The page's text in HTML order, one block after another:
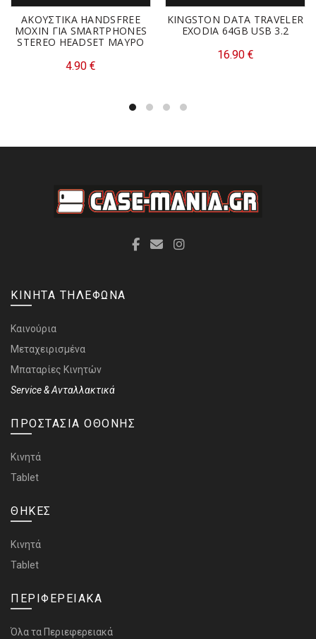
ΑΚΟΥΣΤΙΚΑ HANDSFREE
MOXIN ΓΙΑ SMARTPHONES
STEREO HEADSET MAΥΡΟ
4.90 €
KINGSTON DATA TRAVELER
EXODIA 64GB USB 3.2
16.90 €
ΚΙΝΗΤΑ ΤΗΛΕΦΩΝΑ
Καινούρια
Μεταχειρισμένα
Μπαταρίες Κινητών
Service & Ανταλλακτικά
ΠΡΟΣΤΑΣΙΑ ΟΘΟΝΗΣ
Κινητά
Tablet
ΘΗΚΕΣ
Κινητά
Tablet
ΠΕΡΙΦΕΡΕΙΑΚΑ
Όλα τα Περιεφερειακά